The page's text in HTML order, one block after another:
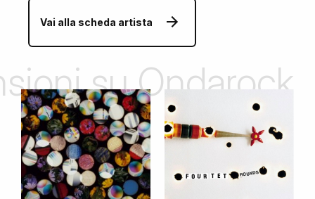
Vai alla scheda artista
su Ondarock